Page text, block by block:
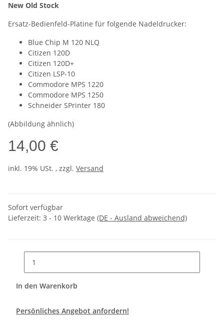
New Old Stock
Ersatz-Bedienfeld-Platine für folgende Nadeldrucker:
Blue Chip M 120 NLQ
Citizen 120D
Citizen 120D+
Citizen LSP-10
Commodore MPS 1220
Commodore MPS 1250
Schneider SPrinter 180
(Abbildung ähnlich)
14,00 €
inkl. 19% USt. , zzgl. Versand
Sofort verfügbar
Lieferzeit: 3 - 10 Werktage (DE - Ausland abweichend)
In den Warenkorb
Persönliches Angebot anfordern!